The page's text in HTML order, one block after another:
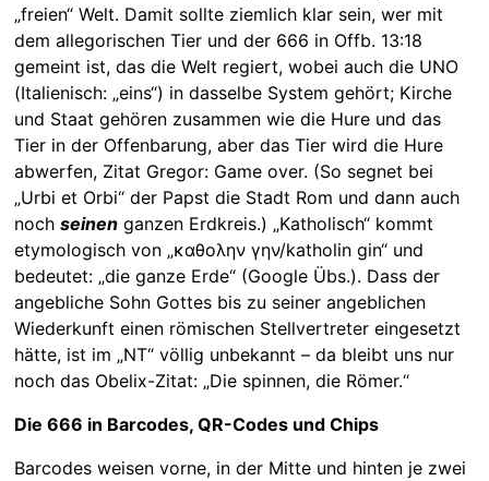
„freien“ Welt. Damit sollte ziemlich klar sein, wer mit
dem allegorischen Tier und der 666 in Offb. 13:18
gemeint ist, das die Welt regiert, wobei auch die UNO
(Italienisch: „eins“) in dasselbe System gehört; Kirche
und Staat gehören zusammen wie die Hure und das
Tier in der Offenbarung, aber das Tier wird die Hure
abwerfen, Zitat Gregor: Game over. (So segnet bei
„Urbi et Orbi“ der Papst die Stadt Rom und dann auch
noch seinenganzen Erdkreis.) „Katholisch“ kommt
etymologisch von „καθολην γην/katholin gin“ und
bedeutet: „die ganze Erde“ (Google Übs.). Dass der
angebliche Sohn Gottes bis zu seiner angeblichen
Wiederkunft einen römischen Stellvertreter eingesetzt
hätte, ist im „NT“ völlig unbekannt – da bleibt uns nur
noch das Obelix-Zitat: „Die spinnen, die Römer.“
Die 666 in Barcodes, QR-Codes und Chips
Barcodes weisen vorne, in der Mitte und hinten je zwei